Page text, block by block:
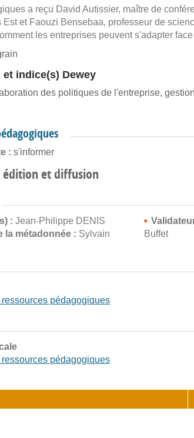
a reçu David Autissier, maître de
Est et Faouzi Bensebaa, professeur de
les entreprises peuvent s'adapter
indice(s) Dewey
des politiques de l'entreprise,
: s'informer
et diffusion
: Jean-Philippe DENIS
la métadonnée : Sylvain
Buffet
pédagogiques
pédagogiques